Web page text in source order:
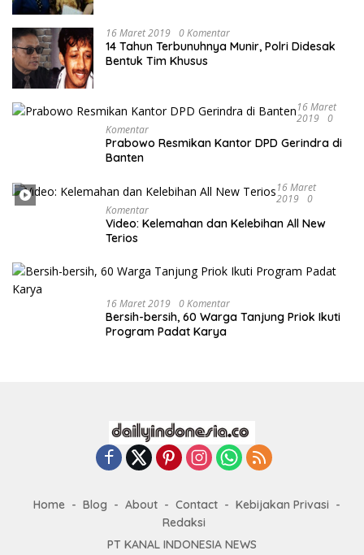
16 Maret 2019 0 Komentar
14 Tahun Terbunuhnya Munir, Polri Didesak
Bentuk Tim Khusus
16 Maret
2019 0
Komentar
Prabowo Resmikan Kantor DPD Gerindra di
Banten
16 Maret
2019 0
Komentar
Video: Kelemahan dan Kelebihan All New
Terios
16 Maret 2019 0 Komentar
Bersih-bersih, 60 Warga Tanjung Priok Ikuti
Program Padat Karya
Home Blog About Contact
Kebijakan Privasi
Redaksi
PT KANAL INDONESIA NEWS